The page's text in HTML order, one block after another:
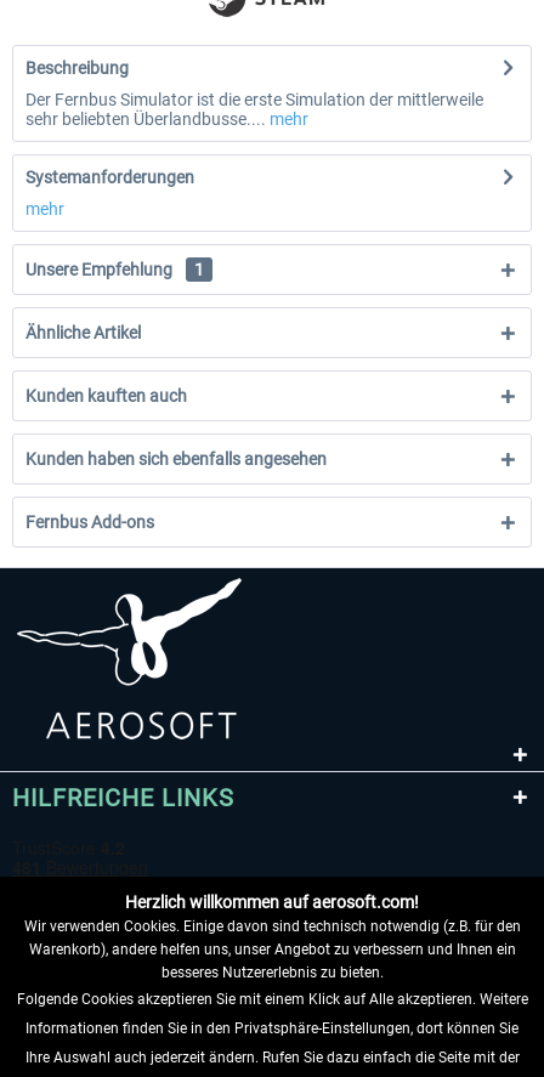
Beschreibung
Der Fernbus Simulator ist die erste Simulation der mittlerweile
sehr beliebten Überlandbusse.... mehr
Systemanforderungen
mehr
Unsere Empfehlung 1
Ähnliche Artikel
Kunden kauften auch
Kunden haben sich ebenfalls angesehen
Fernbus Add-ons
HILFREICHE LINKS
VERTRAG WIDERRUFEN
INFORMATIONEN
Herzlich willkommen auf aerosoft.com!
Wir verwenden Cookies. Einige davon sind technisch notwendig (z.B. für den
Warenkorb), andere helfen uns, unser Angebot zu verbessern und Ihnen ein
besseres Nutzererlebnis zu bieten.
Folgende Cookies akzeptieren Sie mit einem Klick auf Alle akzeptieren. Weitere
Informationen finden Sie in den Privatsphäre-Einstellungen, dort können Sie
Ihre Auswahl auch jederzeit ändern. Rufen Sie dazu einfach die Seite mit der